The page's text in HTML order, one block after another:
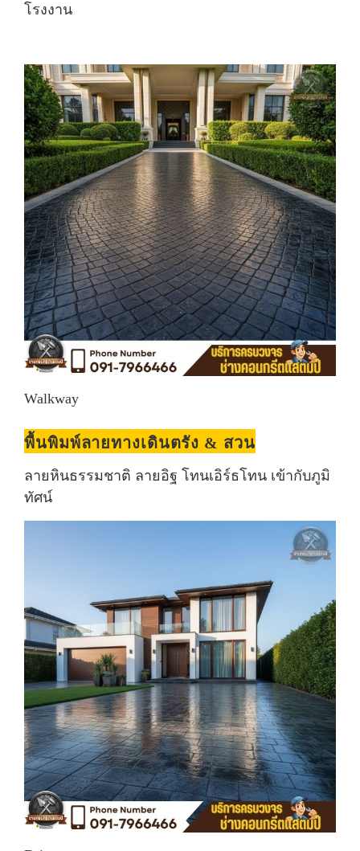
โรงงาน
Walkway
พื้นพิมพ์ลายทางเดินตรัง & สวน
ลายหินธรรมชาติ ลายอิฐ โทนเอิร์ธโทน เข้ากับภูมิ
ทัศน์